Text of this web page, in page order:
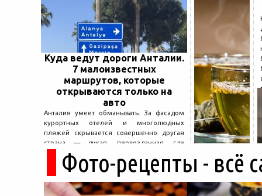
Куда ведут дороги Анталии.
7 малоизвестных
маршрутов, которые
открываются только на
авто
Анталия умеет обманывать. За фасадом
курортных отелей и многолюдных
пляжей скрывается совершенно другая
страна — дикая, первозданная, где
древние руины дремлют в тени кедров, а
горные дороги ведут к местам, о которых
не расскажет ни один автобусный гид....
Фото-рецепты - всё